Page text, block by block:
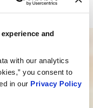
and
with our analytics
you consent to
in our Privacy Policy
per guidarti nella
e facci sapere